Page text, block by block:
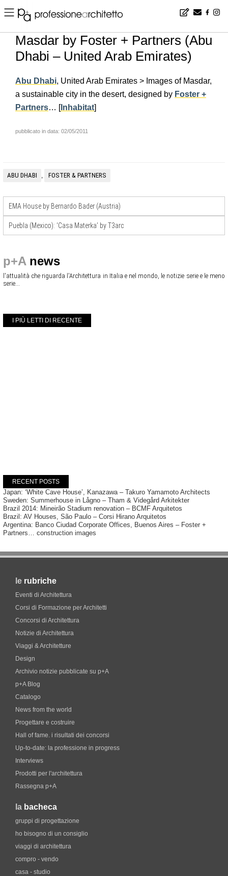
Home ▪ news ▪ en ▪ Masdar by Foster + Partners (Abu Dhabi – United Arab Emirates)
Masdar by Foster + Partners (Abu
Dhabi – United Arab Emirates)
Abu Dhabi, United Arab Emirates > Images of Masdar,
a sustainable city in the desert, designed by Foster +
Partners… [Inhabitat]
pubblicato in data: 02/05/2011
ABU DHABI , FOSTER & PARTNERS
EMA House by Bernardo Bader (Austria)
Puebla (Mexico): ‘Casa Materka’ by T3arc
p+A news
l'attualità che riguarda l'Architettura in Italia e nel mondo, le notizie serie e le meno
serie...
I PIÙ LETTI DI RECENTE
RECENT POSTS
Japan: ‘White Cave House’, Kanazawa – Takuro Yamamoto Architects
Sweden: Summerhouse in Lågno – Tham & Videgård Arkitekter
Brazil 2014: Mineirão Stadium renovation – BCMF Arquitetos
Brazil: AV Houses, São Paulo – Corsi Hirano Arquitetos
Argentina: Banco Ciudad Corporate Offices, Buenos Aires – Foster +
Partners… construction images
le rubriche
Eventi di Architettura
Corsi di Formazione per Architetti
Concorsi di Architettura
Notizie di Architettura
Viaggi & Architetture
Design
Archivio notizie pubblicate su p+A
p+A Blog
Catalogo
News from the world
Progettare e costruire
Hall of fame. i risultati dei concorsi
Up-to-date: la professione in progress
Interviews
Prodotti per l'architettura
Rassegna p+A
la bacheca
gruppi di progettazione
ho bisogno di un consiglio
viaggi di architettura
compro - vendo
casa - studio